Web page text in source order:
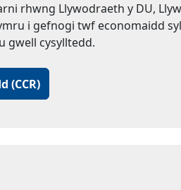
rhwng Llywodraeth y DU,
i gefnogi twf economaidd
gwell cysylltedd.
(CCR)